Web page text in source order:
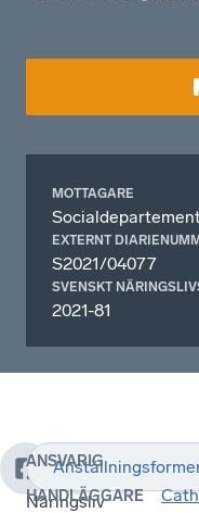
MOTTAGARE
EXTERNT
S2021/04077
SVENSKT
2021-81
Svenskt
Näringsliv
ANSVARIG
HANDLÄGGARE